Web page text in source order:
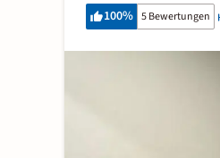
100% 5 Bewertungen